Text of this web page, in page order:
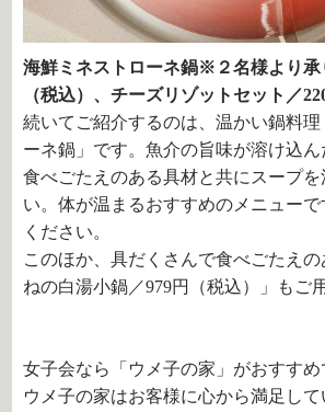
海鮮ミネストローネ鍋※２名様より承
（税込）、チーズリゾットセット／
続いてご紹介するのは、温かい鍋料理
ーネ鍋」です。魚介の旨味が溶け込ん
食べごたえのある具材と共にスープを
い。体が温まるおすすめのメニューで
ください。
このほか、具だくさんで食べごたえの
ねの白湯小鍋／979円（税込）」もご
女子会なら「ウメ子の家」がおすすめ
ウメ子の家はお客様に心から満足して